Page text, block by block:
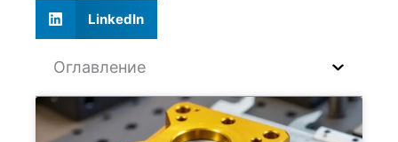
LinkedIn
Оглавление